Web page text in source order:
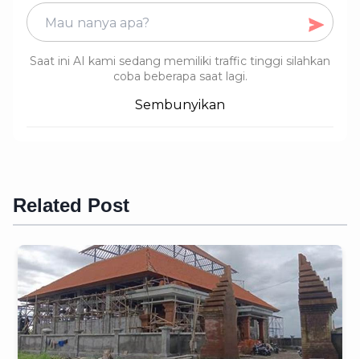
Saat ini AI kami sedang memiliki traffic tinggi silahkan
coba beberapa saat lagi.
Sembunyikan
Related Post